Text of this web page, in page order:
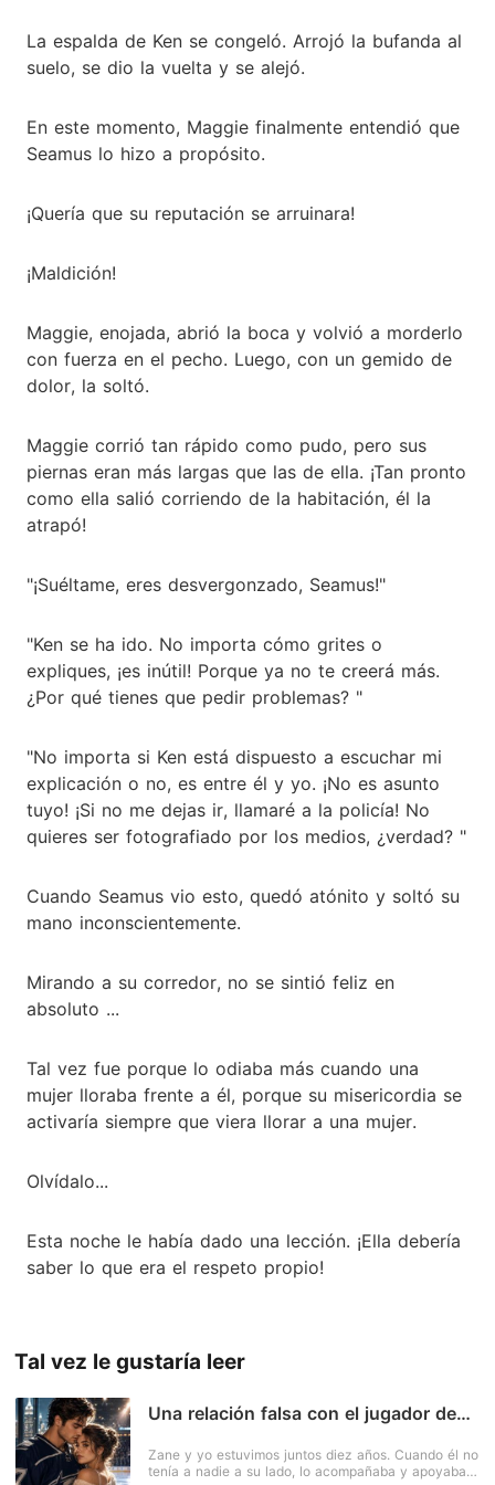
La espalda de Ken se congeló. Arrojó la bufanda al
suelo, se dio la vuelta y se alejó.
En este momento, Maggie finalmente entendió que
Seamus lo hizo a propósito.
¡Quería que su reputación se arruinara!
¡Maldición!
Maggie, enojada, abrió la boca y volvió a morderlo
con fuerza en el pecho. Luego, con un gemido de
dolor, la soltó.
Maggie corrió tan rápido como pudo, pero sus
piernas eran más largas que las de ella. ¡Tan pronto
como ella salió corriendo de la habitación, él la
atrapó!
"¡Suéltame, eres desvergonzado, Seamus!"
"Ken se ha ido. No importa cómo grites o
expliques, ¡es inútil! Porque ya no te creerá más.
¿Por qué tienes que pedir problemas? "
"No importa si Ken está dispuesto a escuchar mi
explicación o no, es entre él y yo. ¡No es asunto
tuyo! ¡Si no me dejas ir, llamaré a la policía! No
quieres ser fotografiado por los medios, ¿verdad? "
Cuando Seamus vio esto, quedó atónito y soltó su
mano inconscientemente.
Mirando a su corredor, no se sintió feliz en
absoluto ...
Tal vez fue porque lo odiaba más cuando una
mujer lloraba frente a él, porque su misericordia se
activaría siempre que viera llorar a una mujer.
Olvídalo...
Esta noche le había dado una lección. ¡Ella debería
saber lo que era el respeto propio!
Tal vez le gustaría leer
Una relación falsa con el jugador de
Zane y yo estuvimos juntos diez años. Cuando él no
tenía a nadie a su lado, lo acompañaba y apoyaba